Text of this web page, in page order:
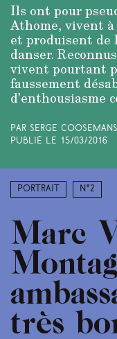
Ils ont pour
Athome, vivent
et produisent de
danser.
vivent pourtant
faussement
d’enthousiasme
Par Serge Coosemans
Publié le 15/03/2016
Portrait N°2
Marc
très